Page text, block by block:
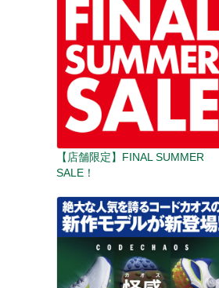
【店舗限定】FINAL SUMMER
SALE！